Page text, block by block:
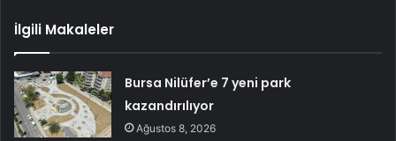
İlgili Makaleler
Bursa Nilüfer’e 7 yeni park
kazandırılıyor
Ağustos 8, 2026